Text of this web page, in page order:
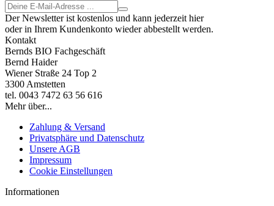
Der Newsletter ist kostenlos und kann jederzeit hier
oder in Ihrem Kundenkonto wieder abbestellt werden.
Kontakt
Bernds BIO Fachgeschäft
Bernd Haider
Wiener Straße 24 Top 2
3300 Amstetten
tel. 0043 7472 63 56 616
Mehr über...
Zahlung & Versand
Privatsphäre und Datenschutz
Unsere AGB
Impressum
Cookie Einstellungen
Informationen